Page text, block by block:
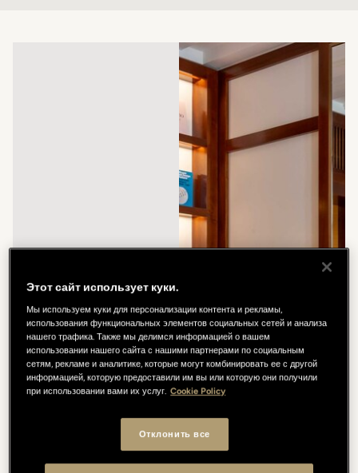
Этот сайт использует куки.
Мы используем куки для персонализации контента и рекламы,
использования функциональных элементов социальных сетей и анализа
нашего трафика. Также мы делимся информацией о вашем
использовании нашего сайта с нашими партнерами по социальным
сетям, рекламе и аналитике, которые могут комбинировать ее с другой
информацией, которую предоставили им вы или которую они получили
при использовании вами их услуг. Cookie Policy
Отклонить все